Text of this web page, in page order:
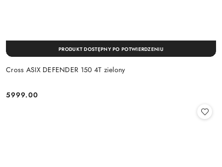
Cross ASIX DEFENDER 150 4T zielony
Cena:
5999.00
PRODUKT DOSTĘPNY PO POTWIERDZENIU